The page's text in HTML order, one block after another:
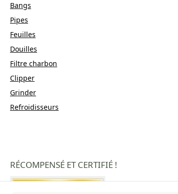
Bangs
Pipes
Feuilles
Douilles
Filtre charbon
Clipper
Grinder
Refroidisseurs
RÉCOMPENSÉ ET CERTIFIÉ !